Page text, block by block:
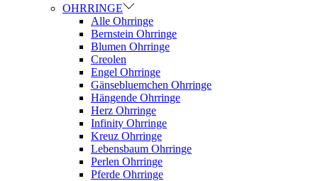
OHRRINGE
Alle Ohrringe
Bernstein Ohrringe
Blumen Ohrringe
Creolen
Engel Ohrringe
Gänsebluemchen Ohrringe
Hängende Ohrringe
Herz Ohrringe
Infinity Ohrringe
Kreuz Ohrringe
Lebensbaum Ohrringe
Perlen Ohrringe
Pferde Ohrringe